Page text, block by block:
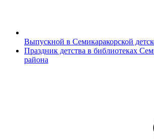
Выпускной в Семикаракорской
Праздник детства в библиотеках
района